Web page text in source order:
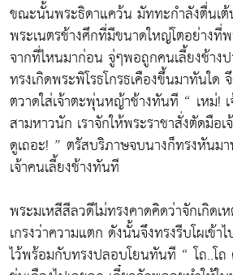
ขณะนั้นพระธิดาแคว้น มัททะกำลังตื่นเ
พระเนตรช้างศึกที่มีขนาดใหญ่โตอย่างที่พ
จากที่ไหนมาก่อน จู่ๆพอถูกคนเลี้ยงช้าง
ทรงเกิดพระพิโรธโกรธเคืองขึ้นมาทันใด
ตวาดใส่เจ้าตะพุ่นหญ้าช้างทันที “ เหม่! เ
สามหาวนัก เราจักให้พระราชาสั่งตัดมือ
ดูเถอะ! ” ตรัสบริภาษจบนางก็ทรงหันม
เจ้าคนเลี้ยงช้างทันที
พระมเหสีสีลวดีไม่ทรงคาดคิดว่าจักเกิดเ
เกรงว่าความแตก ดังนั้นจึงทรงรีบโผเข้
ไว้พร้อมกับทรงปลอบโยนทันที “ โถ..โ